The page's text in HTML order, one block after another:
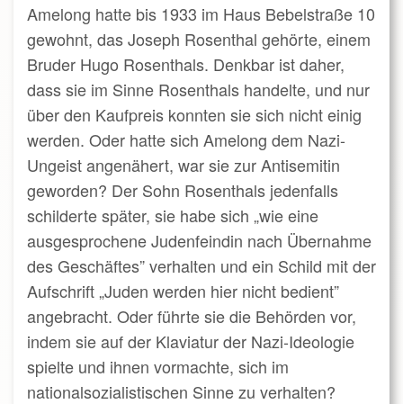
Amelong hatte bis 1933 im Haus Bebelstraße 10
gewohnt, das Joseph Rosenthal gehörte, einem
Bruder Hugo Rosenthals. Denkbar ist daher,
dass sie im Sinne Rosenthals handelte, und nur
über den Kaufpreis konnten sie sich nicht einig
werden. Oder hatte sich Amelong dem Nazi-
Ungeist angenähert, war sie zur Antisemitin
geworden? Der Sohn Rosenthals jedenfalls
schilderte später, sie habe sich „wie eine
ausgesprochene Judenfeindin nach Übernahme
des Geschäftes” verhalten und ein Schild mit der
Aufschrift „Juden werden hier nicht bedient”
angebracht. Oder führte sie die Behörden vor,
indem sie auf der Klaviatur der Nazi-Ideologie
spielte und ihnen vormachte, sich im
nationalsozialistischen Sinne zu verhalten?